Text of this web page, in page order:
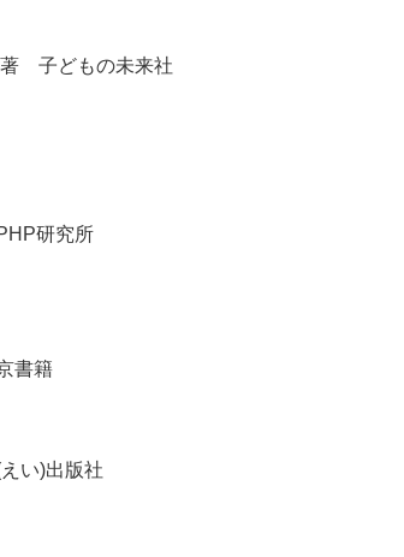
著 子どもの未来社
研究所
書籍
い)出版社